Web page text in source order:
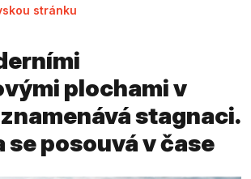
stránku
plochami v
stagnaci.
se posouvá v čase